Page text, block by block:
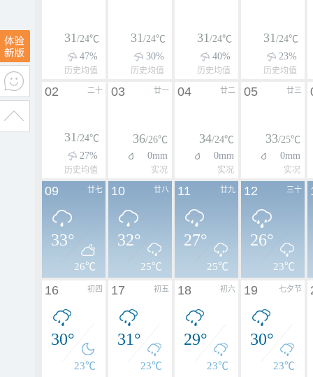
31/24℃
47%
历史均值
31/24℃
30%
历史均值
31/24℃
40%
历史均值
31/24℃
23%
历史均值
二十
02
31/24℃
27%
历史均值
廿一
03
36/26℃
0mm
实况
廿二
04
34/24℃
0mm
实况
廿三
05
33/25℃
0mm
实况
廿七
09
33°
26℃
廿八
10
32°
25℃
廿九
11
27°
25℃
三十
12
26°
23℃
初四
16
30°
23℃
初五
17
31°
23℃
初六
18
29°
23℃
七夕节
19
30°
23℃